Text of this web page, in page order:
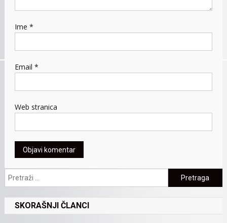
Ime *
Email *
Web stranica
Pretraga:
SKORAŠNJI ČLANCI